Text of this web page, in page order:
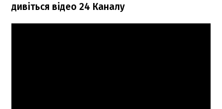
дивіться відео 24 Каналу